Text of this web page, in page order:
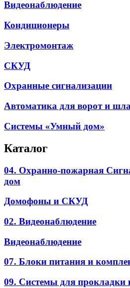
Видеонаблюдение
Кондиционеры
Электромонтаж
СКУД
Охранные сигнализации
Автоматика для ворот и
Системы «Умный дом»
Каталог
04. Охранно-пожарная
дом
Домофоны и СКУД
02. Видеонаблюдение
Видеонаблюдение
07. Блоки питания и
09. Системы для прокладки